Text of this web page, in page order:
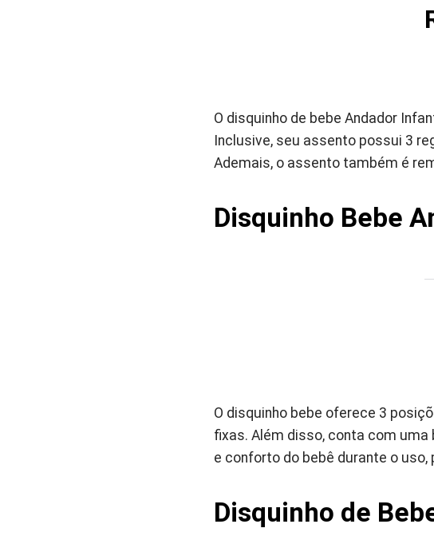
O disquinho de bebe Andador
Inclusive, seu assento possui 3
Ademais, o assento também é
Disquinho Bebe
O disquinho bebe oferece 3
fixas. Além disso, conta com
e conforto do bebê durante o
Disquinho de